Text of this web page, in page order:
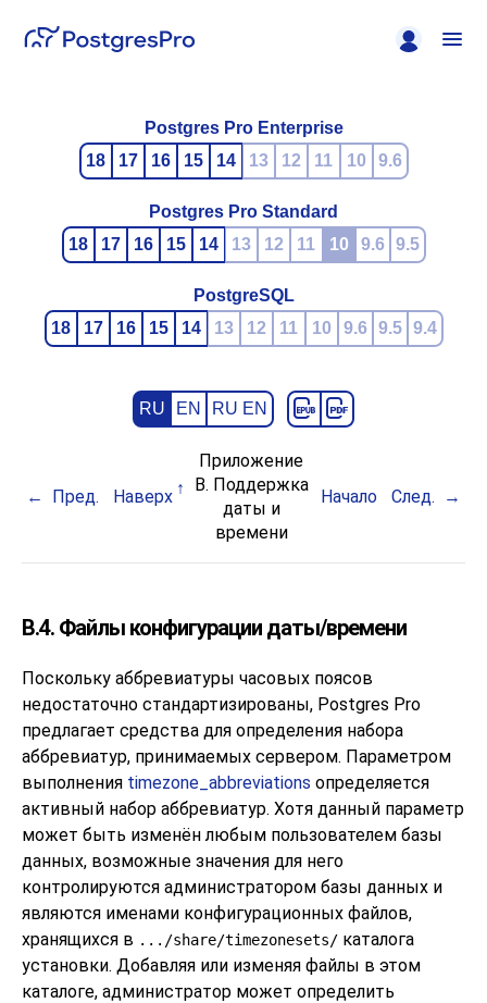
Postgres Pro Enterprise
18
17 16 15 14 13 12 11 10 9.6
Postgres Pro Standard
18
17 16 15 14 13 12 11 10 9.6 9.5
PostgreSQL
18
17 16 15 14 13 12 11 10 9.6 9.5 9.4
RU EN RU EN
Пред. Наверх
Приложение
B. Поддержка
даты и
времени
Начало След.
B.4. Файлы конфигурации даты/времени
Поскольку аббревиатуры часовых поясов
недостаточно стандартизированы, Postgres Pro
предлагает средства для определения набора
аббревиатур, принимаемых сервером. Параметром
выполнения timezone_abbreviations определяется
активный набор аббревиатур. Хотя данный параметр
может быть изменён любым пользователем базы
данных, возможные значения для него
контролируются администратором базы данных и
являются именами конфигурационных файлов,
хранящихся в .../share/timezonesets/ каталога
установки. Добавляя или изменяя файлы в этом
каталоге, администратор может определить